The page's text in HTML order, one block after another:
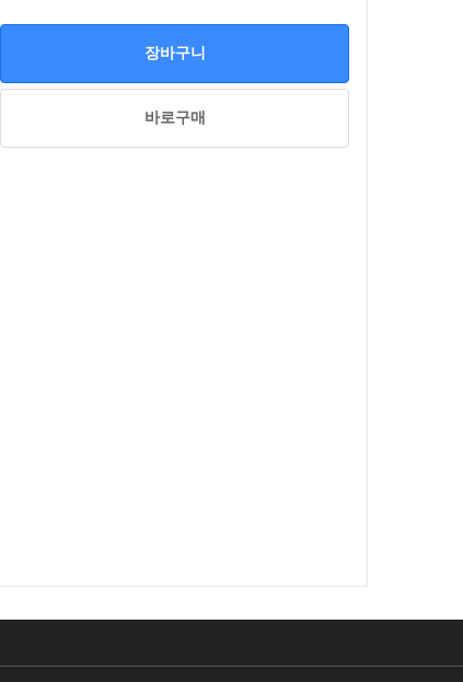
장바구니
바로구매